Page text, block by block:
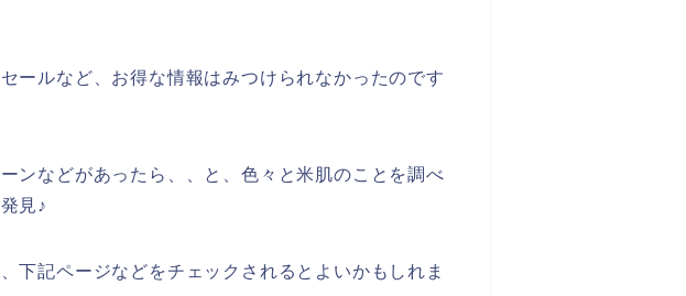
ールなど、お得な情報はみつけられなかったのです
ンなどがあったら、、と、色々と米肌のことを調べ
見♪
下記ページなどをチェックされるとよいかもしれま